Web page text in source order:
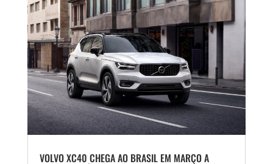
VOLVO XC40 CHEGA AO BRASIL EM MARÇO A